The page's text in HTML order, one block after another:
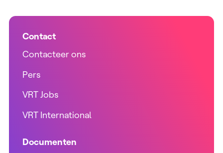
Contact
Contacteer ons
Pers
VRT Jobs
VRT International
Documenten